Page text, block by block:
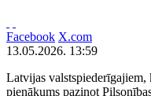
Facebook X.com
13.05.2026. 13:59
Latvijas
pienākums paziņot